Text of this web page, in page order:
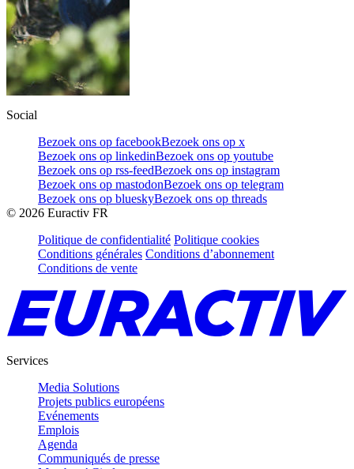
Social
Bezoek ons op facebookBezoek ons op x
Bezoek ons op linkedinBezoek ons op youtube
Bezoek ons op rss-feedBezoek ons op instagram
Bezoek ons op mastodonBezoek ons op telegram
Bezoek ons op blueskyBezoek ons op threads
© 2026 Euractiv FR
Politique de confidentialité Politique cookies
Conditions générales Conditions d’abonnement
Conditions de vente
Services
Media Solutions
Projets publics européens
Evénements
Emplois
Agenda
Communiqués de presse